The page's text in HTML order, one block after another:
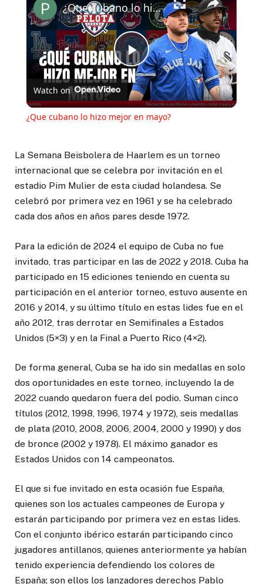
Play
Video
¿Que cubano lo hizo mejor en mayo?
Watch on
¿Que cubano lo hizo mejor en mayo?
La Semana Beisbolera de Haarlem es un torneo
internacional que se celebra por invitación en el
estadio Pim Mulier de esta ciudad holandesa. Se
celebró por primera vez en 1961 y se ha celebrado
cada dos años en años pares desde 1972.
Para la edición de 2024 el equipo de Cuba no fue
invitado, tras participar en las de 2022 y 2018. Cuba ha
participado en 15 ediciones teniendo en cuenta su
participación en el anterior torneo, estuvo ausente en
2016 y 2014, y su último título en estas lides fue en el
año 2012, tras derrotar en Semifinales a Estados
Unidos (5×3) y en la Final a Puerto Rico (4×2).
De forma general, Cuba se ha ido sin medallas en solo
dos oportunidades en este torneo, incluyendo la de
2022 cuando quedaron fuera del podio. Suman cinco
títulos (2012, 1998, 1996, 1974 y 1972), seis medallas
de plata (2010, 2008, 2006, 2004, 2000 y 1990) y dos
de bronce (2002 y 1978). El máximo ganador es
Estados Unidos con 14 campeonatos.
El que si fue invitado en esta ocasión fue España,
quienes son los actuales campeones de Europa y
estarán participando por primera vez en estas lides.
Con el conjunto ibérico estarán participando cinco
jugadores antillanos, quienes anteriormente ya habían
tenido experiencia defendiendo los colores de
España; son ellos los lanzadores derechos Pablo